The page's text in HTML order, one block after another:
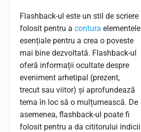
Flashback-ul este un stil de scriere
folosit pentru a contura elementele
esențiale pentru a crea o poveste
mai bine dezvoltată. Flashback-ul
oferă informații ocultate despre
eveniment arhetipal (prezent,
trecut sau viitor) și aprofundează
tema în loc să o mulțumească. De
asemenea, flashback-ul poate fi
folosit pentru a da cititorului indicii